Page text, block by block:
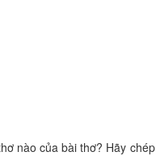
nào của bài thơ? Hãy chép